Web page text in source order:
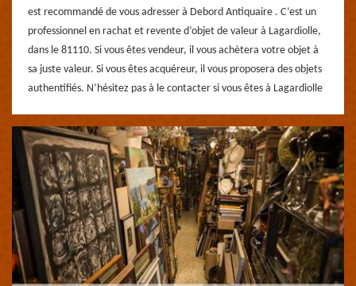
est recommandé de vous adresser à Debord Antiquaire . C’est un
professionnel en rachat et revente d’objet de valeur à Lagardiolle,
dans le 81110. Si vous êtes vendeur, il vous achètera votre objet à
sa juste valeur. Si vous êtes acquéreur, il vous proposera des objets
authentifiés. N’hésitez pas à le contacter si vous êtes à Lagardiolle